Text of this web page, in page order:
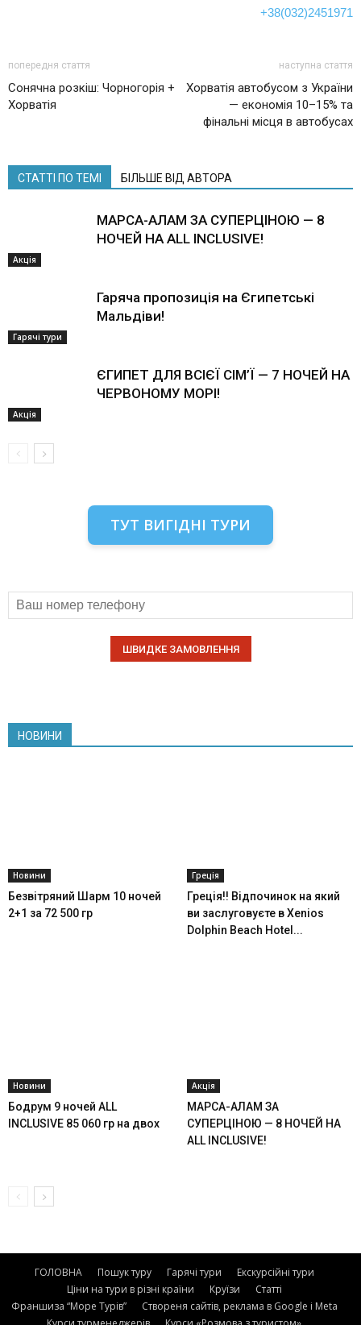
+38(032)2451971
попередня стаття
Сонячна розкіш: Чорногорія +
Хорватія
наступна стаття
Хорватія автобусом з України
— економія 10–15% та
фінальні місця в автобусах
СТАТТІ ПО ТЕМІ БІЛЬШЕ ВІД АВТОРА
Акція
МАРСА-АЛАМ ЗА СУПЕРЦІНОЮ — 8
НОЧЕЙ НА ALL INCLUSIVE!
Гарячі тури
Гаряча пропозиція на Єгипетські
Мальдіви!
Акція
ЄГИПЕТ ДЛЯ ВСІЄЇ СІМ’Ї — 7 НОЧЕЙ НА
ЧЕРВОНОМУ МОРІ!
ТУТ ВИГІДНІ ТУРИ
НОВИНИ
Новини
Безвітряний Шарм 10 ночей
2+1 за 72 500 гр
Греція
Греція!! Відпочинок на який
ви заслуговуєте в Xenios
Dolphin Beach Hotel...
Новини
Бодрум 9 ночей ALL
INCLUSIVE 85 060 гр на двох
Акція
МАРСА-АЛАМ ЗА
СУПЕРЦІНОЮ — 8 НОЧЕЙ НА
ALL INCLUSIVE!
ГОЛОВНА Пошук туру Гарячі тури
Екскурсійні тури
Ціни на тури в різні країни
Круїзи
Статті
Франшиза “Море Турів”
Створеня сайтів, реклама в Google і Meta